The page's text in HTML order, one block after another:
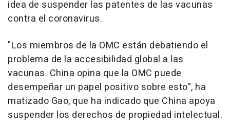
idea de suspender las patentes de las vacunas
contra el coronavirus.
"Los miembros de la OMC están debatiendo el
problema de la accesibilidad global a las
vacunas. China opina que la OMC puede
desempeñar un papel positivo sobre esto", ha
matizado Gao, que ha indicado que China apoya
suspender los derechos de propiedad intelectual.